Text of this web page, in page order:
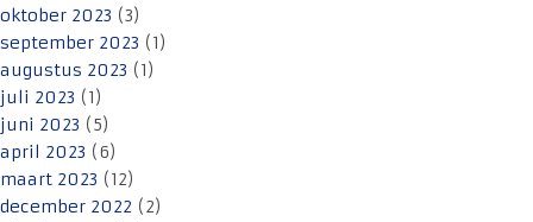
oktober 2023 (3)
september 2023 (1)
augustus 2023 (1)
juli 2023 (1)
juni 2023 (5)
april 2023 (6)
maart 2023 (12)
december 2022 (2)